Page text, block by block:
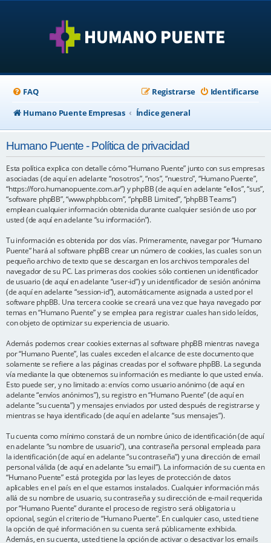
FAQ Identificarse
Registrarse
Humano Puente Empresas
Índice general
Humano Puente - Política de privacidad
Esta política explica con detalle cómo “Humano Puente” junto con sus empresas
asociadas (de aquí en adelante “nosotros”, “nos”, “nuestro”, “Humano Puente”,
“https://foro.humanopuente.com.ar”) y phpBB (de aquí en adelante “ellos”, “sus”,
“software phpBB”, “www.phpbb.com”, “phpBB Limited”, “phpBB Teams”)
emplean cualquier información obtenida durante cualquier sesión de uso por
usted (de aquí en adelante “su información”).
Tu información es obtenida por dos vías. Primeramente, navegar por “Humano
Puente” hará al software phpBB crear un número de cookies, las cuales son un
pequeño archivo de texto que se descargan en los archivos temporales del
navegador de su PC. Las primeras dos cookies sólo contienen un identificador
de usuario (de aquí en adelante “user-id”) y un identificador de sesión anónima
(de aquí en adelante “session-id”), automáticamente asignada a usted por el
software phpBB. Una tercera cookie se creará una vez que haya navegado por
temas en “Humano Puente” y se emplea para registrar cuales han sido leídos,
con objeto de optimizar su experiencia de usuario.
Además podemos crear cookies externas al software phpBB mientras navega
por “Humano Puente”, las cuales exceden el alcance de este documento que
solamente se refiere a las páginas creadas por el software phpBB. La segunda
vía mediante la que obtenemos su información es mediante lo que usted envía.
Esto puede ser, y no limitado a: envíos como usuario anónimo (de aquí en
adelante “envíos anónimos”), su registro en “Humano Puente” (de aquí en
adelante “su cuenta”) y mensajes enviados por usted después de registrarse y
mientras se haya identificado (de aquí en adelante “sus mensajes”).
Tu cuenta como mínimo constará de un nombre único de identificación (de aquí
en adelante “su nombre de usuario”), una contraseña personal empleada para
la identificación (de aquí en adelante “su contraseña”) y una dirección de email
personal válida (de aquí en adelante “su email”). La información de su cuenta en
“Humano Puente” está protegida por las leyes de protección de datos
aplicables en el país en el que estamos instalados. Cualquier información más
allá de su nombre de usuario, su contraseña y su dirección de e-mail requerida
por “Humano Puente” durante el proceso de registro será obligatoria u
opcional, según el criterio de “Humano Puente”. En cualquier caso, usted tiene
la opción de qué información en su cuenta será públicamente exhibida.
Además, en su cuenta, usted tiene la opción de activar o desactivar los emails